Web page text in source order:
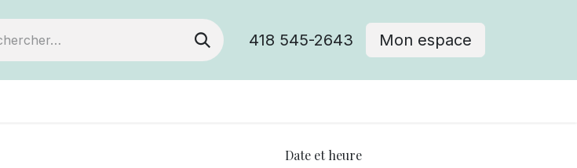
418 545-2643 Mon espace
Date et heure